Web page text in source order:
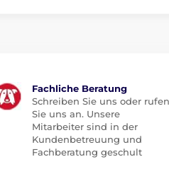
Fachliche Beratung
Schreiben Sie uns oder rufen
Sie uns an. Unsere
Mitarbeiter sind in der
Kundenbetreuung und
Fachberatung geschult